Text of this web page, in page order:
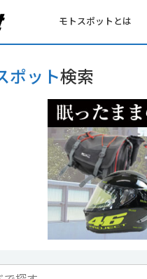
モトスポットとは
ポット検索